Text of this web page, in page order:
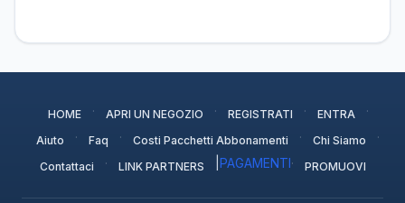
HOME · APRI UN NEGOZIO · REGISTRATI · ENTRA ·
Aiuto · Faq · Costi Pacchetti Abbonamenti · Chi Siamo ·
Contattaci · LINK PARTNERS PAGAMENTI· PROMUOVI